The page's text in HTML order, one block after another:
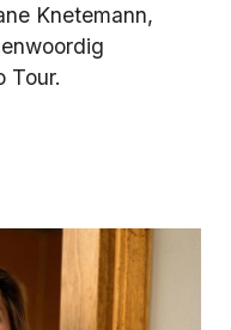
Knetemann,
Tour.